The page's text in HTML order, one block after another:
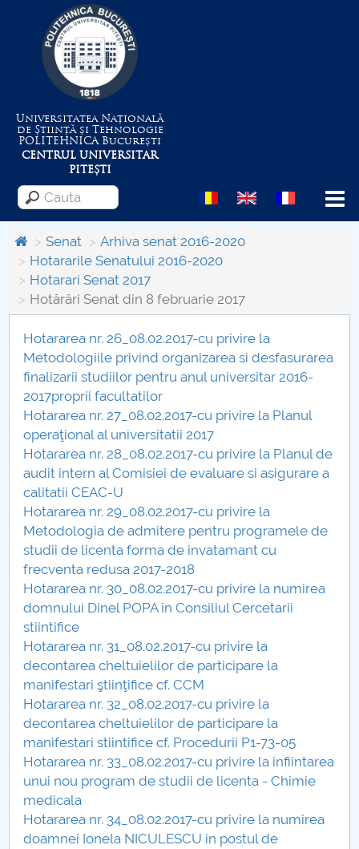
Universitatea Națională
de Știință și Tehnologie
POLITEHNICABucurești
CENTRUL UNIVERSITAR
PITEȘTI
Menu
Despre Universitate
Centrul de Management al Proiectelor
Consiliul de Administratie
Nr. de telefon si adrese Facultăți
Admitere
Români de pretutindeni - ADMITERE
Senat
Facultăți
Studenți
Ghiduri pentru STUDENȚI
Relații Publice
Relații Internaționale
PNRR
Proiect PRIM STUD
Proiect SU-ETIC
Senat
Arhiva senat 2016-2020
Hotararile Senatului 2016-2020
Hotarari Senat 2017
Hotărâri Senat din 8 februarie 2017
Hotararea nr. 26_08.02.2017-cu privire la
Metodologiile privind organizarea si desfasurarea
finalizarii studiilor pentru anul universitar 2016-
2017proprii facultatilor
Hotararea nr. 27_08.02.2017-cu privire la Planul
operaţional al universitatii 2017
Hotararea nr. 28_08.02.2017-cu privire la Planul de
audit intern al Comisiei de evaluare si asigurare a
calitatii CEAC-U
Hotararea nr. 29_08.02.2017-cu privire la
Metodologia de admitere pentru programele de
studii de licenta forma de invatamant cu
frecventa redusa 2017-2018
Hotararea nr. 30_08.02.2017-cu privire la numirea
domnului Dinel POPA în Consiliul Cercetarii
stiintifice
Hotararea nr. 31_08.02.2017-cu privire la
decontarea cheltuielilor de participare la
manifestari ştiinţifice cf. CCM
Hotararea nr. 32_08.02.2017-cu privire la
decontarea cheltuielilor de participare la
manifestari stiintifice cf. Procedurii P1-73-05
Hotararea nr. 33_08.02.2017-cu privire la infiintarea
unui nou program de studii de licenta - Chimie
medicala
Hotararea nr. 34_08.02.2017-cu privire la numirea
doamnei Ionela NICULESCU in postul de